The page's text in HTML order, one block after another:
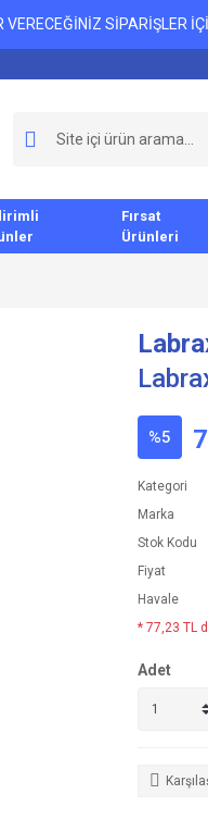
SİPARİŞLER
Fırsat
Ürünleri
%5
Kategori
Marka
Stok Kodu
Fiyat
Havale
* 77,23 TL
Adet